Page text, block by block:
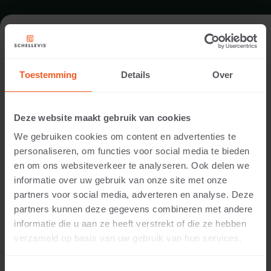
Toestemming Details Over
Deze website maakt gebruik van cookies
We gebruiken cookies om content en advertenties te
personaliseren, om functies voor social media te bieden
en om ons websiteverkeer te analyseren. Ook delen we
informatie over uw gebruik van onze site met onze
partners voor social media, adverteren en analyse. Deze
partners kunnen deze gegevens combineren met andere
informatie die u aan ze heeft verstrekt of die ze hebben
verzameld op basis van uw gebruik van hun services.
ALLÉE À TILBURG
Réalisation:
Lieu:
Tilburg
Utilisation:
ALLÉE
Photographie:
Cees Rijnen
Produits:
DALLE GRAND FORMAT 200X100x10 Carbone
DALLE GRAND FORMAT 100X100x5 Carbone